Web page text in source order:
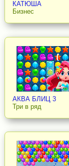
КАТЮША
Бизнес
АКВА БЛИЦ 3
Три в ряд